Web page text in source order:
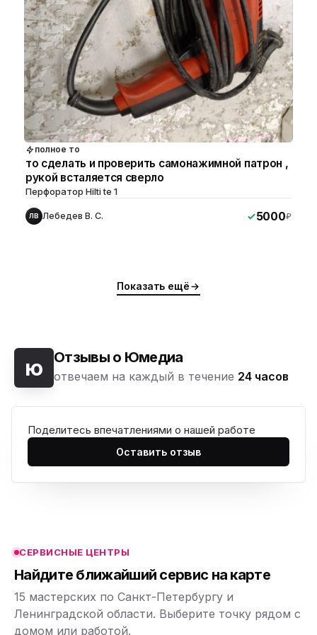
полное то
то сделать и проверить самонажимной патрон ,
рукой всталяется сверло
Перфоратор Hilti te 1
ЛВ Лебедев В. С. 5000₽
Показать ещё
ю Отзывы о Юмедиа
отвечаем на каждый в течение 24 часов
Поделитесь впечатлениями о нашей работе
Оставить отзыв
СЕРВИСНЫЕ ЦЕНТРЫ
Найдите ближайший сервис на карте
15 мастерских по Санкт-Петербургу и
Ленинградской области. Выберите точку рядом с
домом или работой.
ю